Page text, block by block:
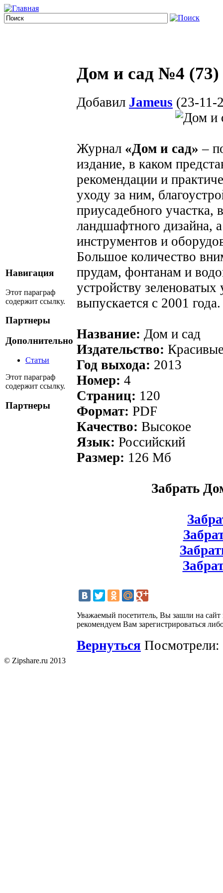
Навигация
Этот параграф
содержит ссылку.
Партнеры
Дополнительно
Статьи
Этот параграф
содержит ссылку.
Партнеры
Дом и сад №4 (73)
Добавил Jameus (23-11-
Журнал «Дом и сад» –
издание, в каком
рекомендации и
уходу за ним,
приусадебного участка,
ландшафтного дизайна,
инструментов и
Большое количество
прудам, фонтанам и
устройству
выпускается с 2001 года.
Название: Дом и сад
Издательство:
Год выхода: 2013
Номер: 4
Страниц: 120
Формат: PDF
Качество: Высокое
Язык: Российский
Размер: 126 Мб
Забрать
Уважаемый посетитель, Вы зашли на
рекомендуем Вам зарегистрироваться
Вернуться Посмотрели:
© Zipshare.ru 2013